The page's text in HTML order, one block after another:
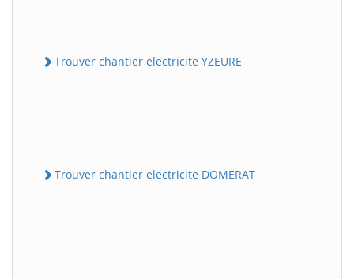
Trouver chantier electricite YZEURE
Trouver chantier electricite DOMERAT